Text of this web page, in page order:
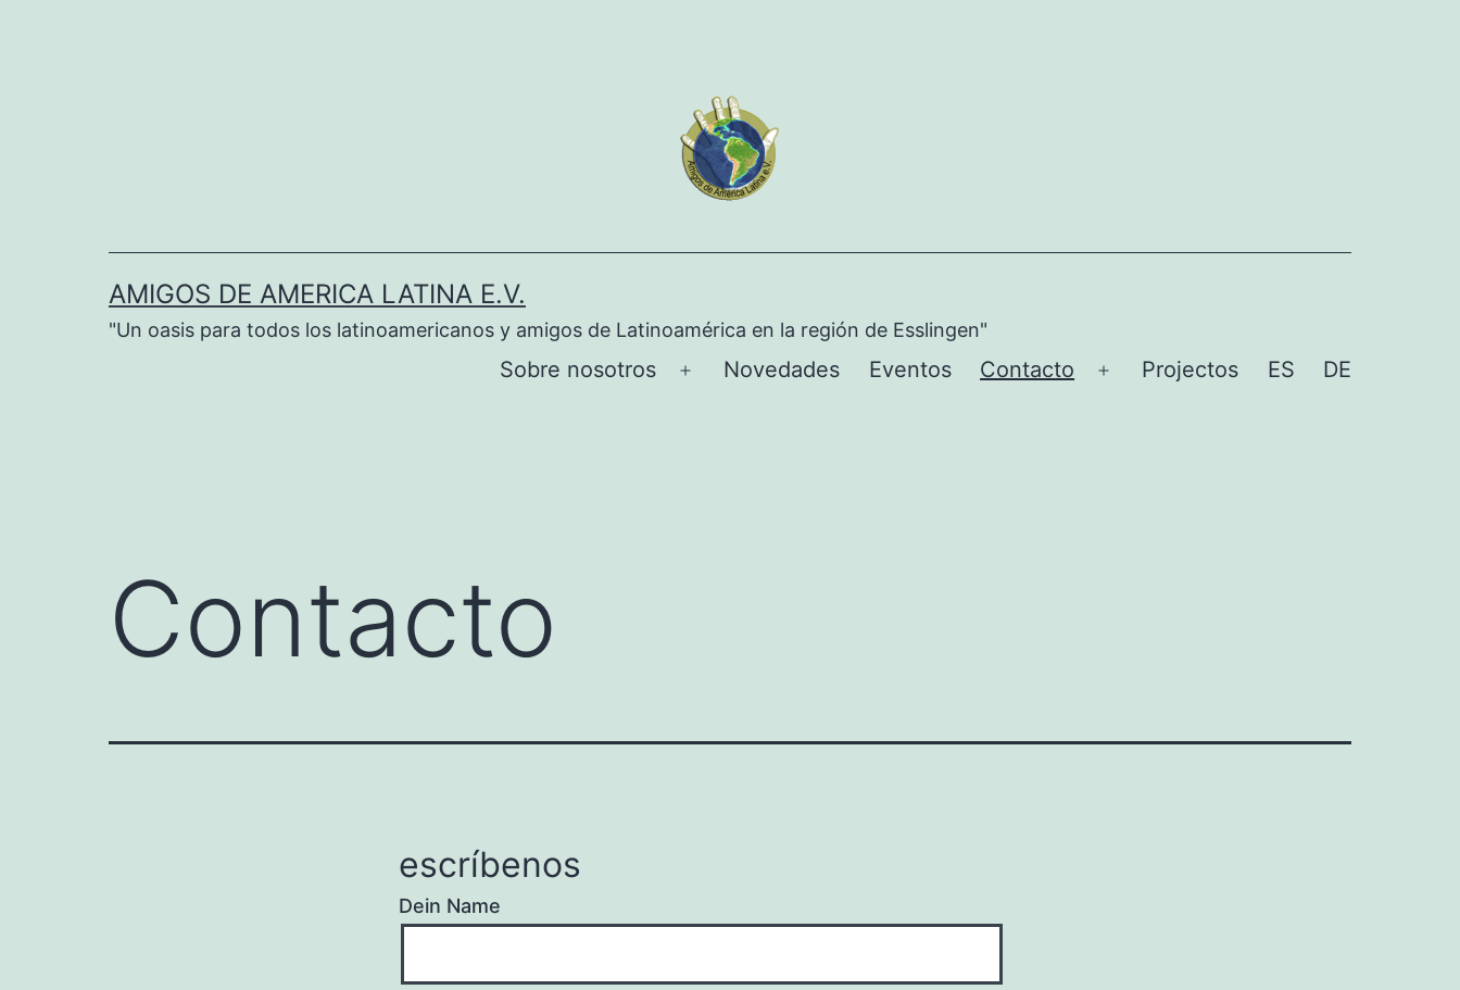
AMIGOS DE AMERICA LATINA E.V.
"Un oasis para todos los latinoamericanos y amigos de Latinoamérica en la región de Esslingen"
Sobre nosotros
Abrir
Novedades Eventos Contacto
Abrir
Projectos ES DE
Contacto
escríbenos
Dein Name